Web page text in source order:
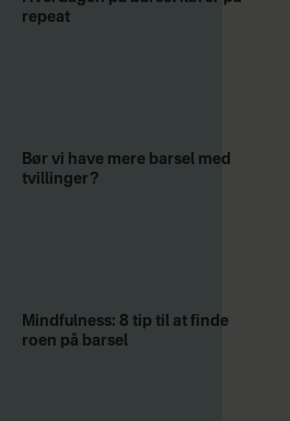
repeat
Bør vi have mere barsel med
tvillinger?
Mindfulness: 8 tip til at finde
roen på barsel